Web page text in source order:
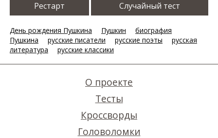
Рестарт Случайный тест
День рождения Пушкина Пушкин
биография
Пушкина
русские писатели русские поэты
русская
литература
русские классики
О проекте
Тесты
Кроссворды
Головоломки